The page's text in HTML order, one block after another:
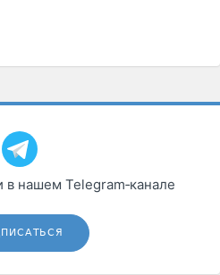
в нашем Telegram‑канале